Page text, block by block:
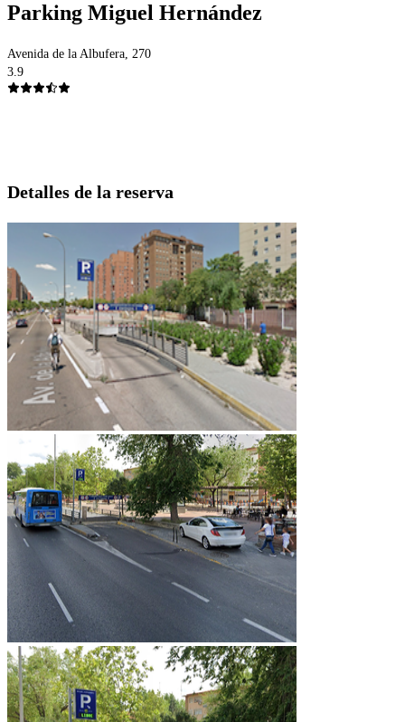
Parking Miguel Hernández
Avenida de la Albufera, 270
3.9
Detalles de la reserva